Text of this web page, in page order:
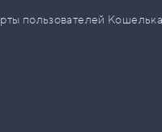
пользователей